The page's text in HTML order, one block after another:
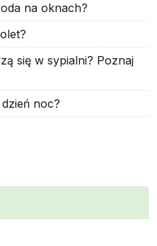
na oknach?
się w sypialni? Poznaj
noc?